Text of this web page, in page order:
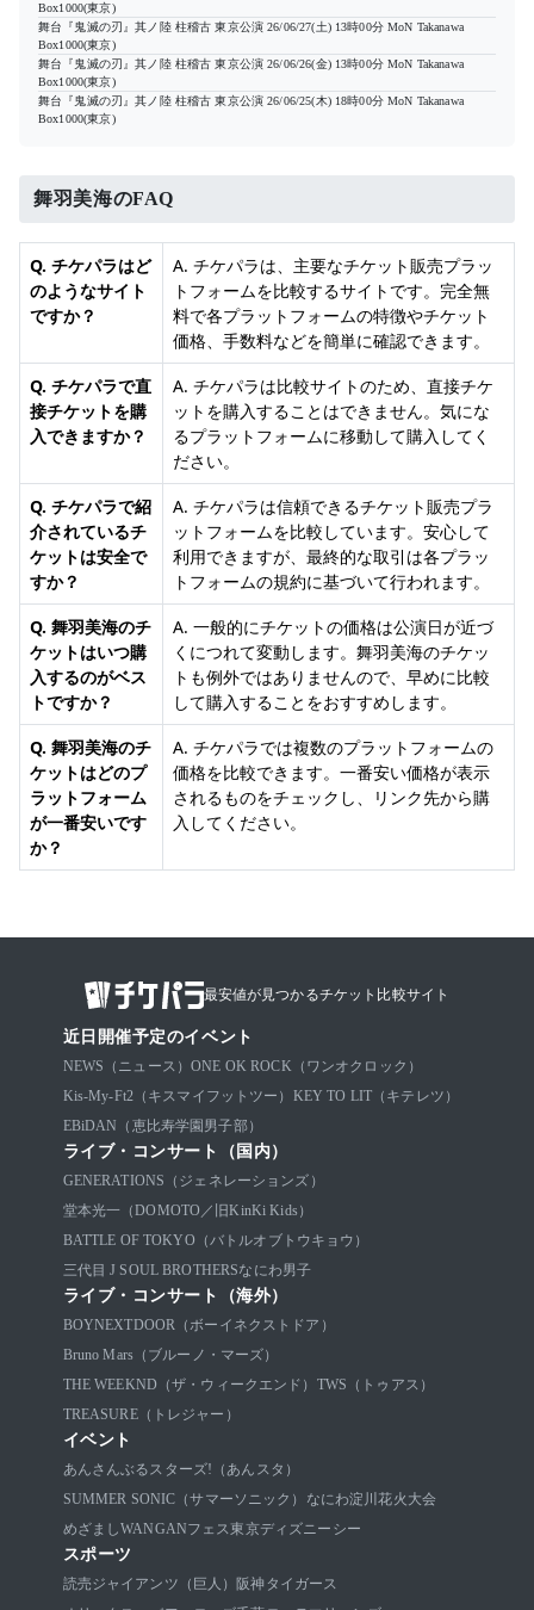
Box1000(東京)
舞台『鬼滅の刃』其ノ陸 柱稽古 東京公演 26/06/27(土) 13時00分 MoN Takanawa
Box1000(東京)
舞台『鬼滅の刃』其ノ陸 柱稽古 東京公演 26/06/26(金) 13時00分 MoN Takanawa
Box1000(東京)
舞台『鬼滅の刃』其ノ陸 柱稽古 東京公演 26/06/25(木) 18時00分 MoN Takanawa
Box1000(東京)
舞羽美海のFAQ
Q. チケパラはど
のようなサイト
ですか？
A. チケパラは、主要なチケット販売プラッ
トフォームを比較するサイトです。完全無
料で各プラットフォームの特徴やチケット
価格、手数料などを簡単に確認できます。
Q. チケパラで直
接チケットを購
入できますか？
A. チケパラは比較サイトのため、直接チケ
ットを購入することはできません。気にな
るプラットフォームに移動して購入してく
ださい。
Q. チケパラで紹
介されているチ
ケットは安全で
すか？
A. チケパラは信頼できるチケット販売プラ
ットフォームを比較しています。安心して
利用できますが、最終的な取引は各プラッ
トフォームの規約に基づいて行われます。
Q. 舞羽美海のチ
ケットはいつ購
入するのがベス
トですか？
A. 一般的にチケットの価格は公演日が近づ
くにつれて変動します。舞羽美海のチケッ
トも例外ではありませんので、早めに比較
して購入することをおすすめします。
Q. 舞羽美海のチ
ケットはどのプ
ラットフォーム
が一番安いです
か？
A. チケパラでは複数のプラットフォームの
価格を比較できます。一番安い価格が表示
されるものをチェックし、リンク先から購
入してください。
最安値が見つかるチケット比較サイト
近日開催予定のイベント
NEWS（ニュース） ONE OK ROCK（ワンオクロック）
Kis-My-Ft2（キスマイフットツー） KEY TO LIT（キテレツ）
EBiDAN（恵比寿学園男子部）
ライブ・コンサート（国内）
GENERATIONS（ジェネレーションズ）
堂本光一（DOMOTO／旧KinKi Kids）
BATTLE OF TOKYO（バトルオブトウキョウ）
三代目 J SOUL BROTHERSなにわ男子
ライブ・コンサート（海外）
BOYNEXTDOOR（ボーイネクストドア）
Bruno Mars（ブルーノ・マーズ）
THE WEEKND（ザ・ウィークエンド） TWS（トゥアス）
TREASURE（トレジャー）
イベント
あんさんぶるスターズ!（あんスタ）
SUMMER SONIC（サマーソニック） なにわ淀川花火大会
めざましWANGANフェス東京ディズニーシー
スポーツ
読売ジャイアンツ（巨人）
阪神タイガース